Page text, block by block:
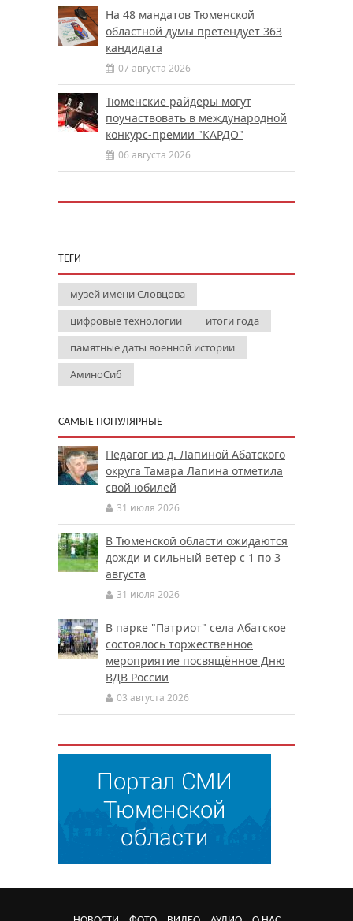
На 48 мандатов Тюменской
областной думы претендует 363
кандидата
07 августа 2026
Тюменские райдеры могут
поучаствовать в международной
конкурс-премии "КАРДО"
06 августа 2026
ТЕГИ
музей имени Словцова
цифровые технологии
итоги года
памятные даты военной истории
АминоСиб
САМЫЕ ПОПУЛЯРНЫЕ
Педагог из д. Лапиной Абатского
округа Тамара Лапина отметила
свой юбилей
31 июля 2026
В Тюменской области ожидаются
дожди и сильный ветер с 1 по 3
августа
31 июля 2026
В парке "Патриот" села Абатское
состоялось торжественное
мероприятие посвящённое Дню
ВДВ России
03 августа 2026